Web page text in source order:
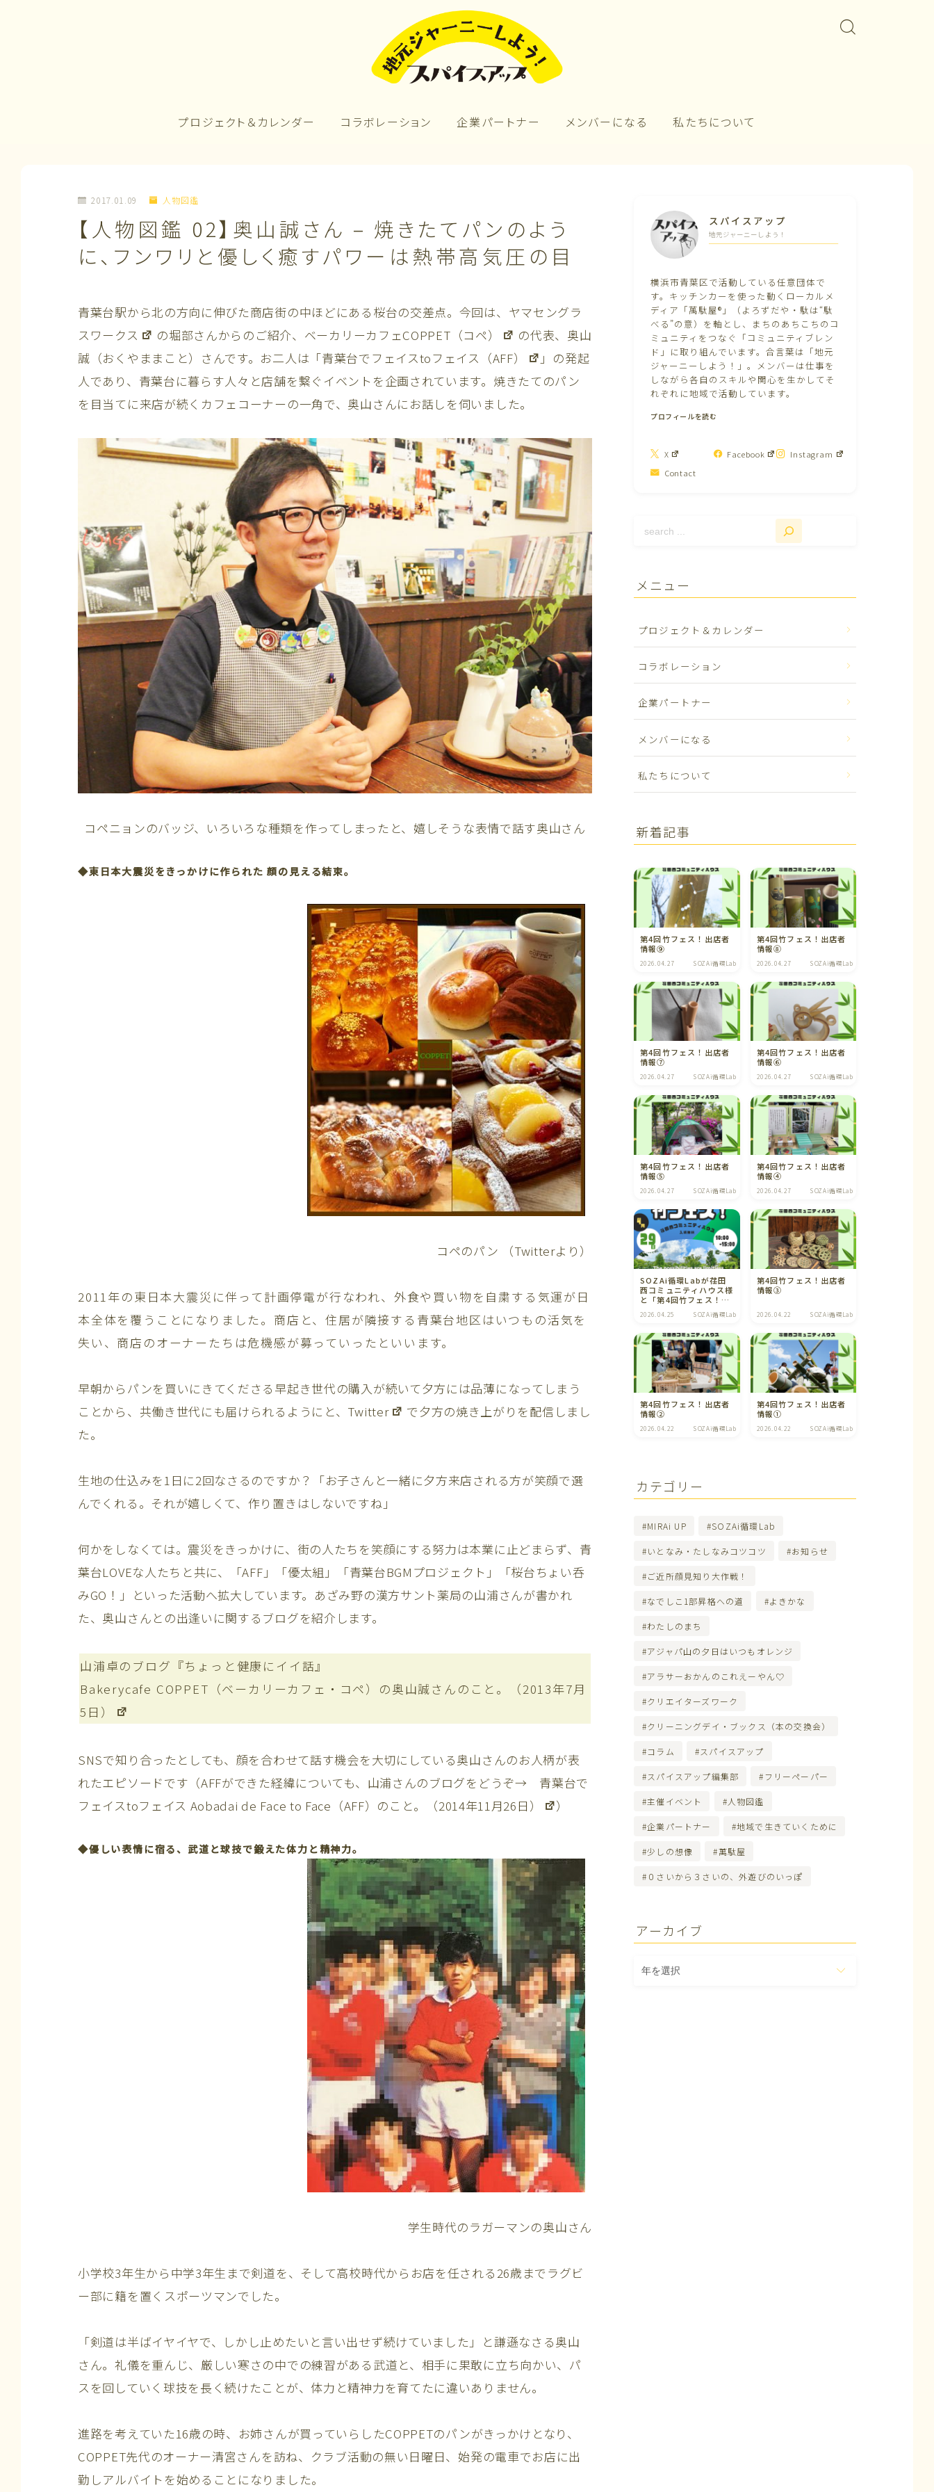
プロジェクト＆カレンダー コラボレーション 企業パートナー メンバーになる 私たちについて
2017.01.09 人物図鑑
【人物図鑑 02】奥山誠さん – 焼きたてパンのよう
に、フンワリと優しく癒すパワーは熱帯高気圧の目
青葉台駅から北の方向に伸びた商店街の中ほどにある桜台の交差点。今回は、 ヤマセングラ
スワークス
の堀部さんからのご紹介、 ベーカリーカフェCOPPET（コペ）
の代表、奥山
誠（おくやままこと）さんです。お二人は「青葉台でフェイスtoフェイス（AFF）
」の発起
人であり、青葉台に暮らす人々と店舗を繋ぐイベントを企画されています。焼きたてのパン
を目当てに来店が続くカフェコーナーの一角で、奥山さんにお話しを伺いました。
コペニョンのバッジ、いろいろな種類を作ってしまったと、嬉しそうな表情で話す奥山さん
◆東日本大震災をきっかけに作られた 顔の見える結束。
コペのパン （Twitterより）
2011年の東日本大震災に伴って計画停電が行なわれ、外食や買い物を自粛する気運が日
本全体を覆うことになりました。商店と、住居が隣接する青葉台地区はいつもの活気を
失い、商店のオーナーたちは危機感が募っていったといいます。
早朝からパンを買いにきてくださる早起き世代の購入が続いて夕方には品薄になってしまう
ことから、共働き世代にも届けられるようにと、 Twitter
で夕方の焼き上がりを配信しまし
た。
生地の仕込みを1日に2回なさるのですか？「お子さんと一緒に夕方来店される方が笑顔で選
んでくれる。それが嬉しくて、作り置きはしないですね」
何かをしなくては。震災をきっかけに、街の人たちを笑顔にする努力は本業に止どまらず、青
葉台LOVEな人たちと共に、「AFF」「優太組」「青葉台BGMプロジェクト」「桜台ちょい呑
みGO！」といった活動へ拡大しています。あざみ野の漢方サント薬局の山浦さんが書かれ
た、奥山さんとの出逢いに関するブログを紹介します。
山浦卓のブログ『ちょっと健康にイイ話』
Bakerycafe COPPET（ベーカリーカフェ・コペ）の奥山誠さんのこと。（2013年7月
5日）
SNSで知り合ったとしても、顔を合わせて話す機会を大切にしている奥山さんのお人柄が表
れたエピソードです（AFFができた経緯についても、山浦さんのブログをどうぞ→ 青葉台で
フェイスtoフェイス Aobadai de Face to Face（AFF）のこと。（2014年11月26日）
）
◆優しい表情に宿る、武道と球技で鍛えた体力と精神力。
学生時代のラガーマンの奥山さん
小学校3年生から中学3年生まで剣道を、そして高校時代からお店を任される26歳までラグビ
ー部に籍を置くスポーツマンでした。
「剣道は半ばイヤイヤで、しかし止めたいと言い出せず続けていました」と謙遜なさる奥山
さん。礼儀を重んじ、厳しい寒さの中での練習がある武道と、相手に果敢に立ち向かい、パ
スを回していく球技を長く続けたことが、体力と精神力を育てたに違いありません。
進路を考えていた16歳の時、お姉さんが買っていらしたCOPPETのパンがきっかけとなり、
COPPET先代のオーナー清宮さんを訪ね、クラブ活動の無い日曜日、始発の電車でお店に出
勤しアルバイトを始めることになりました。
スパイスアップ
地元ジャーニーしよう！
横浜市青葉区で活動している任意団体で
す。キッチンカーを使った動くローカルメ
ディア「萬駄屋®」（よろずだや・駄は“駄
べる”の意）を軸とし、まちのあちこちのコ
ミュニティをつなぐ「コミュニティブレン
ド」に取り組んでいます。合言葉は「地元
ジャーニーしよう！」。メンバーは仕事を
しながら各自のスキルや関心を生かしてそ
れぞれに地域で活動しています。
プロフィールを読む
X Facebook
Instagram
Contact
メニュー
プロジェクト＆カレンダー
コラボレーション
企業パートナー
メンバーになる
私たちについて
新着記事
第4回竹フェス！出店者
情報⑨
2026.04.27 SOZAi循環Lab
第4回竹フェス！出店者
情報⑧
2026.04.27 SOZAi循環Lab
第4回竹フェス！出店者
情報⑦
2026.04.27 SOZAi循環Lab
第4回竹フェス！出店者
情報⑥
2026.04.27 SOZAi循環Lab
第4回竹フェス！出店者
情報⑤
2026.04.27 SOZAi循環Lab
第4回竹フェス！出店者
情報④
2026.04.27 SOZAi循環Lab
SOZAi循環Labが荏田
西コミュニティハウス様
と「第4回竹フェス！」
2026.04.25 SOZAi循環Lab
第4回竹フェス！出店者
情報③
2026.04.22 SOZAi循環Lab
第4回竹フェス！出店者
情報②
2026.04.22 SOZAi循環Lab
第4回竹フェス！出店者
情報①
2026.04.22 SOZAi循環Lab
カテゴリー
MIRAi UP SOZAi循環Lab
いとなみ・たしなみコツコツ お知らせ
ご近所顔見知り大作戦！
なでしこ1部昇格への道 よきかな
わたしのまち
アジャパ山の夕日はいつもオレンジ
アラサーおかんのこれえーやん♡
クリエイターズワーク
クリーニングデイ・ブックス（本の交換会）
コラム スパイスアップ
スパイスアップ編集部 フリーペーパー
主催イベント 人物図鑑
企業パートナー 地域で生きていくために
少しの想像 萬駄屋
０さいから３さいの、外遊びのいっぽ
アーカイブ
ア